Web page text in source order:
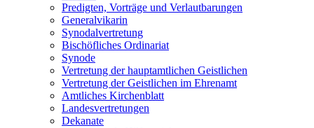
Predigten, Vorträge und Verlautbarungen
Generalvikarin
Synodalvertretung
Bischöfliches Ordinariat
Synode
Vertretung der hauptamtlichen Geistlichen
Vertretung der Geistlichen im Ehrenamt
Amtliches Kirchenblatt
Landesvertretungen
Dekanate